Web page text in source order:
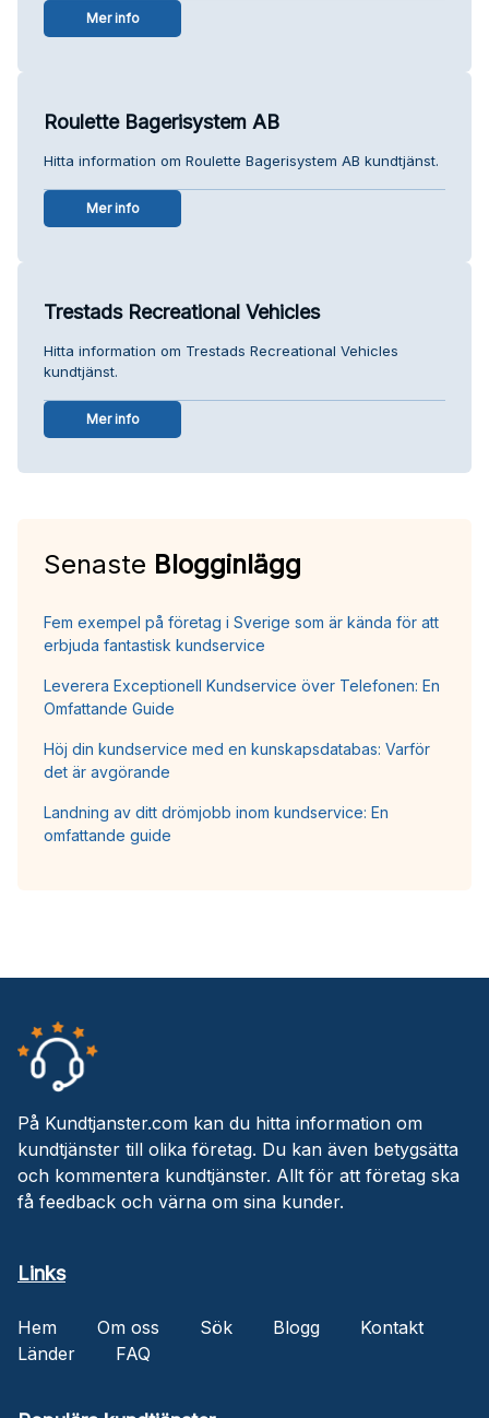
Mer info
Roulette Bagerisystem AB
Hitta information om Roulette Bagerisystem AB kundtjänst.
Mer info
Trestads Recreational Vehicles
Hitta information om Trestads Recreational Vehicles
kundtjänst.
Mer info
Senaste Blogginlägg
Fem exempel på företag i Sverige som är kända för att
erbjuda fantastisk kundservice
Leverera Exceptionell Kundservice över Telefonen: En
Omfattande Guide
Höj din kundservice med en kunskapsdatabas: Varför
det är avgörande
Landning av ditt drömjobb inom kundservice: En
omfattande guide
På Kundtjanster.com kan du hitta information om
kundtjänster till olika företag. Du kan även betygsätta
och kommentera kundtjänster. Allt för att företag ska
få feedback och värna om sina kunder.
Links
Hem Om oss Sök Blogg
Kontakt
Länder
FAQ